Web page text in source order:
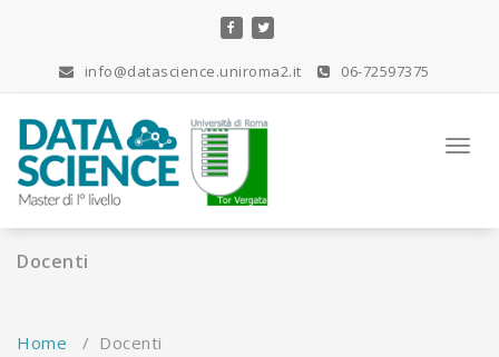
info@datascience.uniroma2.it 06-72597375
Docenti
Home / Docenti